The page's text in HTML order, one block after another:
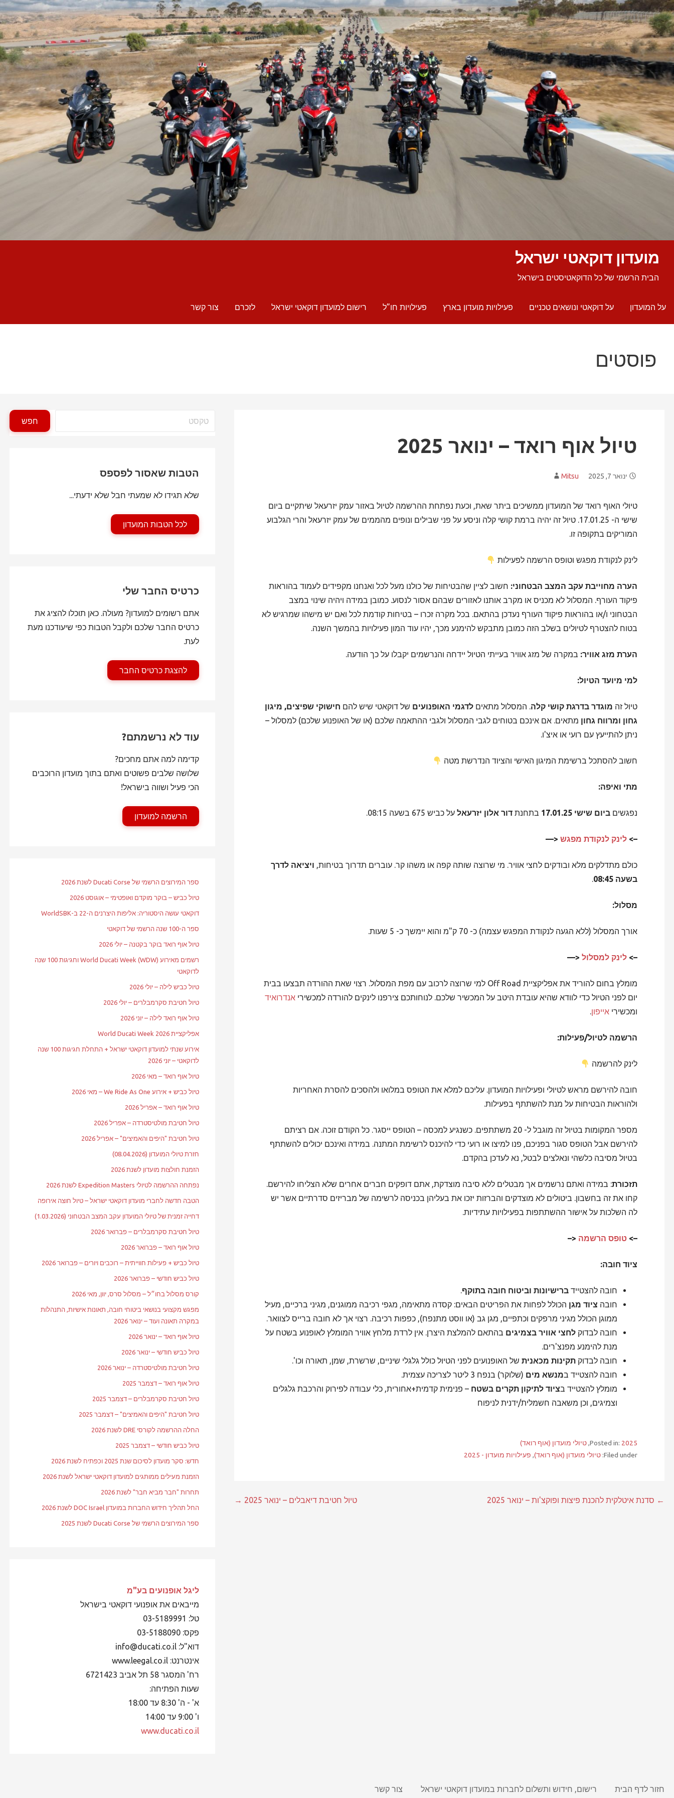
Skip
to
content
מועדון דוקאטי ישראל
הבית הרשמי של כל הדוקאטיסטים בישראל
על המועדון על דוקאטי ונושאים טכניים פעילויות מועדון בארץ פעילויות חו”ל רישום למועדון דוקאטי ישראל לזכרם צור קשר
פוסטים
טיול אוף רואד – ינואר 2025
ינואר 7, 2025 Mitsu
טיולי האוף רואד של המועדון ממשיכים ביתר שאת, וכעת נפתחת ההרשמה לטיול באזור עמק יזרעאל שיתקיים ביום
שישי ה- 17.01.25. טיול זה יהיה ברמת קושי קלה וניסע על פני שבילים ונופים מהממים של עמק יזרעאל והרי הגלבוע
המוריקים בתקופה זו.
לינק לנקודת מפגש וטופס הרשמה לפעילות
הערה מחוייבת עקב המצב הבטחוני: חשוב לציין שהבטיחות של כולנו מעל לכל ואנחנו מקפידים לעמוד בהוראות
פיקוד העורף. המסלול לא מכניס או מקרב אותנו לאזורים שבהם אסור לנסוע. כמובן במידה ויהיה שינוי במצב
הבטחוני ו/או בהוראות פיקוד העורף נעדכן בהתאם. בכל מקרה זכרו – בטיחות קודמת לכל ואם יש מישהו שמרגיש לא
בטוח להצטרף לטיולים בשלב הזה כמובן מתבקש להימנע מכך, יהיו עוד המון פעילויות בהמשך השנה.
הערת מזג אוויר: במקרה של מזג אוויר בעייתי הטיול יידחה והנרשמים יקבלו על כך הודעה.
למי מיועד הטיול:
טיול זה מוגדר בדרגת קושי קלה. המסלול מתאים לדגמי האופנועים של דוקאטי שיש להם חישוקי שפיצים, מיגון
גחון ומרווח גחון מתאים. אם אינכם בטוחים לגבי המסלול ולגבי ההתאמה שלכם (או של האופנוע שלכם) למסלול –
ניתן להתייעץ עם רועי או איצ'ו.
חשוב להסתכל ברשימת המיגון האישי והציוד הנדרשת מטה
מתי ואיפה:
נפגשים ביום שישי 17.01.25 בתחנת דור אלון יזרעאל על כביש 675 בשעה 08:15.
–> לינק לנקודת מפגש<—
כולם מתדלקים מלא ובודקים לחצי אוויר. מי שרוצה שותה קפה או משהו קר. עוברים תדרוך בטיחות, ויציאה לדרך
בשעה 08:45
.
מסלול:
אורך המסלול (ללא הגעה לנקודת המפגש עצמה) כ- 70 ק"מ והוא יימשך כ- 5 שעות.
–> לינק למסלול<—
מומלץ בחום להוריד את אפליקציית Off Road למי שרוצה לרכוב עם מפת המסלול. רצוי שאת ההורדה תבצעו בבית
יום לפני הטיול כדי לוודא שהיא עובדת היטב על המכשיר שלכם. לנוחותכם צירפנו לינקים להורדה למכשירי אנדרואיד
ומכשירי אייפון.
הרשמה לטיול/פעילות:
לינק להרשמה
חובה להירשם מראש לטיולי ופעילויות המועדון. עליכם למלא את הטופס במלואו ולהסכים להסרת האחריות
ולהוראות הבטיחות על מנת להשתתף בפעילות.
מספר המקומות בטיול זה מוגבל ל- 20 משתתפים. כשנגיע למכסה – הטופס ייסגר. כל הקודם זוכה. אם רציתם
להירשם אבל הטופס סגור בפניכם, פנו למיצו או רועי כדי להיכנס לרשימת המתנה. במידה ואינכם יכולים להשתתף
בטיול מסיבה כלשהי ונאלצים לבטל, נא לעדכן בהקדם.
תזכורת: במידה ואתם נרשמים אך מבטלים ללא סיבה מוצדקת, אתם דופקים חברים אחרים שלא הצליחו להירשם.
קחו את זה בחשבון. ביטולים לא מוצדקים והברזות יזכו את בעליהן בכניסה לרשימה של מבריזים סדרתיים אשר יש
לה השלכות על אישור ההשתתפות בפעילויות עתידיות.
–> טופס הרשמה <–
ציוד חובה:
חובה להצטייד ברישיונות וביטוח חובה בתוקף.
חובה ציוד מגן הכולל לפחות את הפריטים הבאים: קסדה מתאימה, מגפי רכיבה ממוגנים, מגיני ברכיים, מעיל
ממוגן הכולל מגיני מרפקים וכתפיים, מגן גב (או ווסט מתנפח), כפפות רכיבה. רצוי אך לא חובה ברייס לצוואר.
חובה לבדוק לחצי אוויר בצמיגים בהתאם להמלצת היצרן. אין לרדת מלחץ אוויר המומלץ לאופנוע בשטח על
מנת להימנע מפנצ'רים.
חובה לבדוק תקינות מכאניתשל האופנועים לפני הטיול כולל גלגלי שיניים, שרשרת, שמן, תאורה וכו'.
חובה להצטייד במנשא מים (שלוקר) בנפח 3 ליטר לצריכה עצמית.
מומלץ להצטייד בציוד לתיקון תקרים בשטח – פנימית קדמית+אחורית, כלי עבודה לפירוק והרכבת גלגלים
וצמיגים, וכן משאבה חשמלית/ידנית לניפוח
Posted in: 2025
,טיולי מועדון (אוף רואד)
Filed under: טיולי מועדון (אוף רואד), פעילויות מועדון - 2025
ניווט
← סדנת איטלקית להכנת פיצות ופוקצ'ות – ינואר 2025 טיול חטיבת דיאבלים – ינואר 2025 →
חפש
הטבות שאסור לפספס
שלא תגידו לא שמעתי חבל שלא ידעתי...
לכל הטבות המועדון
כרטיס החבר שלי
אתם רשומים למועדון? מעולה. כאן תוכלו להציג את
כרטיס החבר שלכם ולקבל הטבות כפי שיעודכנו מעת
לעת.
להצגת כרטיס החבר
עוד לא נרשמתם?
קדימה למה אתם מחכים?
שלושה שלבים פשוטים ואתם בתוך מועדון הרוכבים
הכי פעיל ושווה בישראל!
הרשמה למועדון
ספר המירוצים הרשמי של Ducati Corse לשנת 2026
טיול כביש – בוקר מוקדם ואופטימי – אוגוסט 2026
דוקאטי עושה היסטוריה: אליפות היצרנים ה-22 ב-WorldSBK
ספר ה-100 שנה הרשמי של דוקאטי
טיול אוף רואד בוקר בקטנה – יולי 2026
רשמים מאירוע World Ducati Week (WDW) וחגיגות 100 שנה
לדוקאטי
טיול כביש לילה – יולי 2026
טיול חטיבת סקרמבלרים – יולי 2026
טיול אוף רואד לילה – יוני 2026
אפליקציית World Ducati Week 2026
אירוע שנתי למועדון דוקאטי ישראל + התחלת חגיגות 100 שנה
לדוקאטי – יוני 2026
טיול אוף רואד – מאי 2026
טיול כביש + אירוע We Ride As One – מאי 2026
טיול אוף רואד – אפריל 2026
טיול חטיבת מולטיסטרדה – אפריל 2026
טיול חטיבת "היפים והאמיצים" – אפריל 2026
חזרת טיולי המועדון (08.04.2026)
הזמנת חולצות מועדון לשנת 2026
נפתחה ההרשמה לטיולי Expedition Masters לשנת 2026
הטבה חדשה לחברי מועדון דוקאטי ישראל – טיול חוצה אירופה
דחייה זמנית של טיולי המועדון עקב המצב הבטחוני (1.03.2026)
טיול חטיבת סקרמבלרים – פברואר 2026
טיול אוף רואד – פברואר 2026
טיול כביש + פעילות חווייתית – רוכבים ויורים – פברואר 2026
טיול כביש חודשי – פברואר 2026
קורס מסלול בחו״ל – מסלול סרס, יוון, מאי 2026
מפגש מקצועי בנושאי ביטוחי חובה, תאונות אישיות, התנהלות
במקרה תאונה ועוד – ינואר 2026
טיול אוף רואד – ינואר 2026
טיול כביש חודשי – ינואר 2026
טיול חטיבת מולטיסטרדה – ינואר 2026
טיול אוף רואד – דצמבר 2025
טיול חטיבת סקרמבלרים – דצמבר 2025
טיול חטיבת "היפים והאמיצים" – דצמבר 2025
החלה ההרשמה לקורסי DRE לשנת 2026
טיול כביש חודשי – דצמבר 2025
חדש: סקר מועדון לסיכום שנת 2025 וכפתיח לשנת 2026
הזמנת מעילים ממותגים למועדון דוקאטי ישראל לשנת 2026
תחרות "חבר מביא חבר" לשנת 2026
החל תהליך חידוש החברות במועדון DOC Israel לשנת 2026
ספר המירוצים הרשמי של Ducati Corse לשנת 2025
ליגל אופנועים בע"מ
מייבאים את אופנועי דוקאטי בישראל
טל: 03-5189991
פקס: 03-5188090
דוא"ל: info@ducati.co.il
אינטרנט: www.leegal.co.il
רח' המסגר 58 תל אביב 6721423
שעות הפתיחה:
א' - ה' 8:30 עד 18:00
ו' 9:00 עד 14:00
www.ducati.co.il
חזור לדף הבית רישום, חידוש ותשלום לחברות במועדון דוקאטי ישראל צור קשר